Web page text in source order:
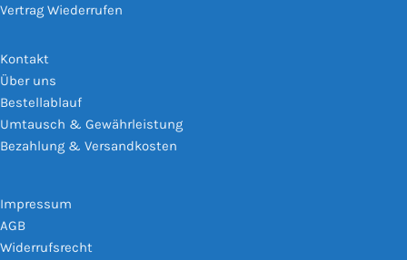
Vertrag Wiederrufen
Kontakt
Über uns
Bestellablauf
Umtausch & Gewährleistung
Bezahlung & Versandkosten
Impressum
AGB
Widerrufsrecht